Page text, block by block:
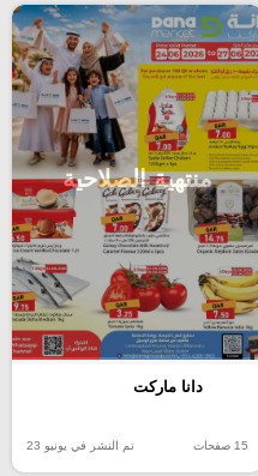
منتهية الصلاحية
دانا ماركت
15 صفحات تم النشر في يونيو 23